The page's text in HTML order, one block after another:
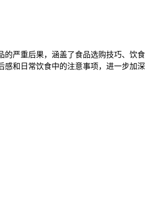
严重后果，涵盖了食品选购技巧、饮食
和日常饮食中的注意事项，进一步加深